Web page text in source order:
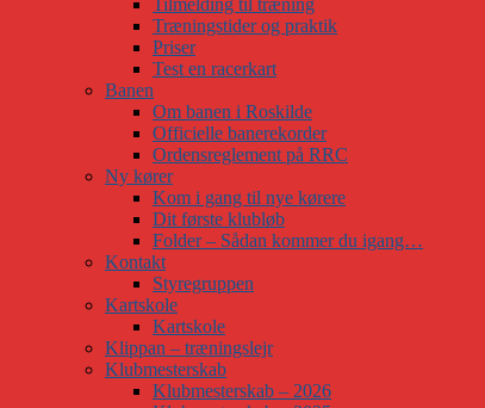
Træningstider og praktik
Priser
Test en racerkart
Banen
Om banen i Roskilde
Officielle banerekorder
Ordensreglement på RRC
Ny kører
Kom i gang til nye kørere
Dit første klubløb
Folder – Sådan kommer du igang…
Kontakt
Styregruppen
Kartskole
Kartskole
Klippan – træningslejr
Klubmesterskab
Klubmesterskab – 2026